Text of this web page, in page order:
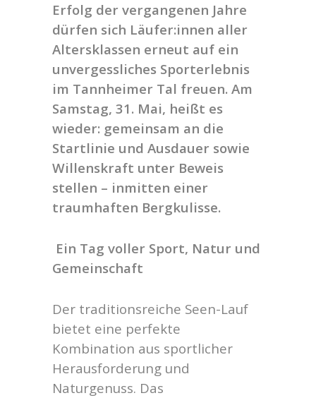
Erfolg der vergangenen Jahre
dürfen sich Läufer:innen aller
Altersklassen erneut auf ein
unvergessliches Sporterlebnis
im Tannheimer Tal freuen. Am
Samstag, 31. Mai, heißt es
wieder: gemeinsam an die
Startlinie und Ausdauer sowie
Willenskraft unter Beweis
stellen – inmitten einer
traumhaften Bergkulisse.
Ein Tag voller Sport, Natur und
Gemeinschaft
Der traditionsreiche Seen-Lauf
bietet eine perfekte
Kombination aus sportlicher
Herausforderung und
Naturgenuss. Das